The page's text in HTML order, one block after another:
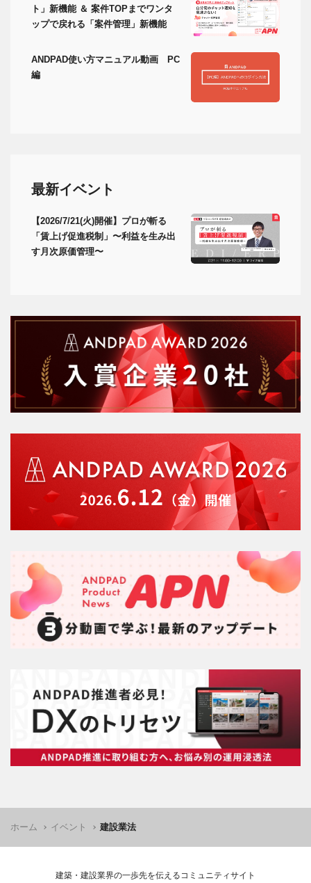
ト」新機能 ＆ 案件TOPまでワンタ
ップで戻れる「案件管理」新機能
ANDPAD使い方マニュアル動画 PC
編
最新イベント
【2026/7/21(火)開催】プロが斬る
「賃上げ促進税制」〜利益を生み出
す月次原価管理〜
ホーム イベント 建設業法
建築・建設業界の一歩先を伝えるコミュニティサイト